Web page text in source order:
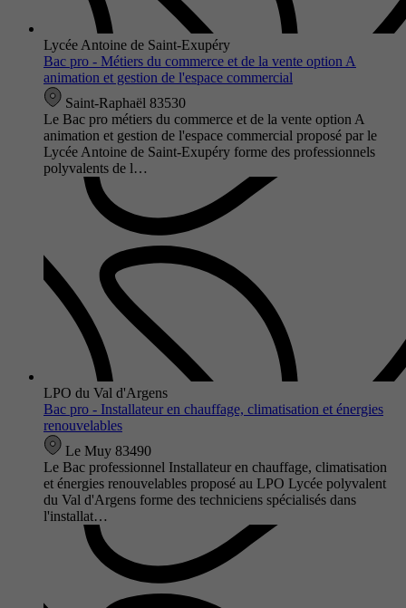
Lycée Antoine de Saint-Exupéry
Bac pro - Métiers du commerce et de la vente option A
animation et gestion de l'espace commercial
Saint-Raphaël 83530
Le Bac pro métiers du commerce et de la vente option A
animation et gestion de l'espace commercial proposé par le
Lycée Antoine de Saint-Exupéry forme des professionnels
polyvalents de l…
LPO du Val d'Argens
Bac pro - Installateur en chauffage, climatisation et énergies
renouvelables
Le Muy 83490
Le Bac professionnel Installateur en chauffage, climatisation
et énergies renouvelables proposé au LPO Lycée polyvalent
du Val d'Argens forme des techniciens spécialisés dans
l'installat…